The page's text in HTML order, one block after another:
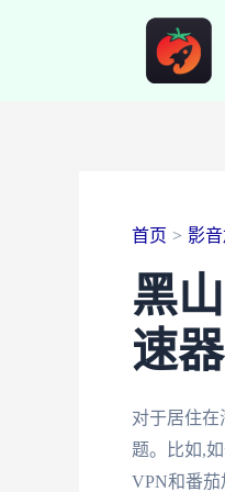
首页 影
黑
速
对于居住在
题。比如,
VPN和番茄